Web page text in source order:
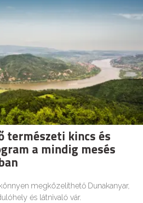
természeti kincs és
a mindig mesés
megközelíthető Dunakanyar,
és látnivaló vár.